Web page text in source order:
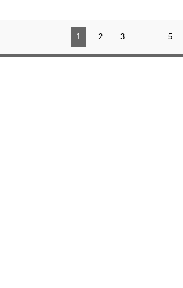
1 2 3 … 5